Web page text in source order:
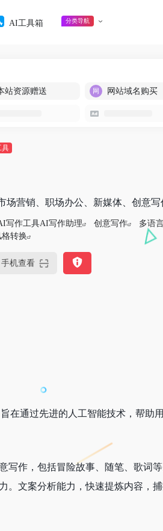
AI工具箱 分类导航
站资源赠送 网站域名购买
具
场营销、职场办公、新媒体、创意写
写作工具AI写作助理 创意写作 多语
格转换
手机查看
在通过先进的人工智能技术，帮助
写作，包括冒险故事、随笔、歌词
。文案分析能力，快速提炼内容，